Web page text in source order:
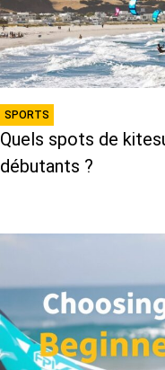
SPORTS
Quels spots de
débutants ?